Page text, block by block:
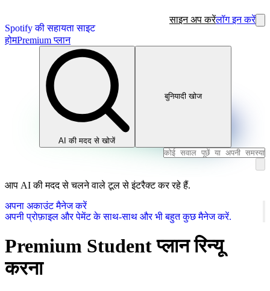
Spotify की सहायता साइट
साइन अप करेंलॉग इन करें
होमPremium प्लान
AI की मदद से खोजें
बुनियादी खोज
आप AI की मदद से चलने वाले टूल से इंटरैक्ट कर रहे हैं.
अपना अकाउंट मैनेज करें
अपनी प्रोफ़ाइल और पेमेंट के साथ-साथ और भी बहुत कुछ मैनेज करें.
Premium Student प्लान रिन्यू
करना